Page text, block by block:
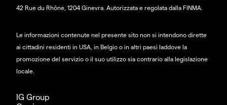
42 Rue du Rhône, 1204 Ginevra. Autorizzata e regolata dalla FINMA.
Le informazioni contenute nel presente sito non si intendono dirette
ai cittadini residenti in USA, in Belgio o in altri paesi laddove la
promozione del servizio o il suo utilizzo sia contrario alla legislazione
locale.
IG Group